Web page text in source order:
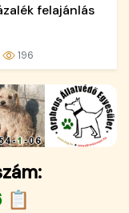
felajánlás
196
📋